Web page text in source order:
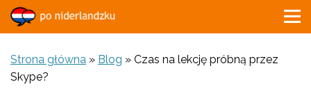
Strona główna » Blog » Czas na lekcję próbną przez
Skype?